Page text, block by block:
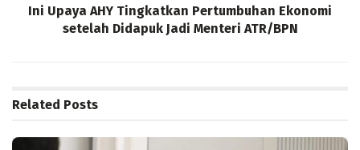
Ini Upaya AHY Tingkatkan Pertumbuhan Ekonomi
setelah Didapuk Jadi Menteri ATR/BPN
Related Posts